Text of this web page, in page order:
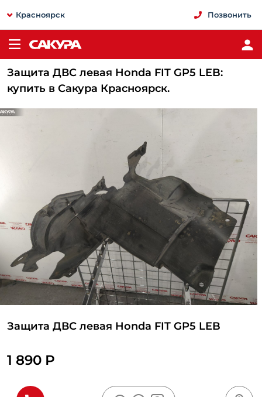
Красноярск Позвонить
Защита ДВС левая Honda FIT GP5 LEB:
купить в Сакура Красноярск.
Защита ДВС левая Honda FIT GP5 LEB
1 890 Р